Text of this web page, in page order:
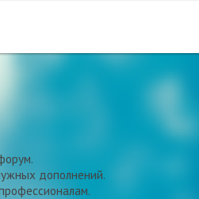
дополнений.